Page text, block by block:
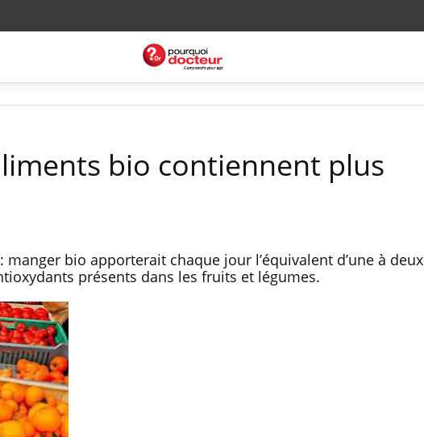
bio contiennent plus
manger bio apporterait chaque jour l’équivalent d’une à deux
présents dans les fruits et légumes.